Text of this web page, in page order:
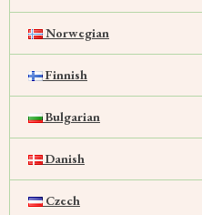
Norwegian
Finnish
Bulgarian
Danish
Czech